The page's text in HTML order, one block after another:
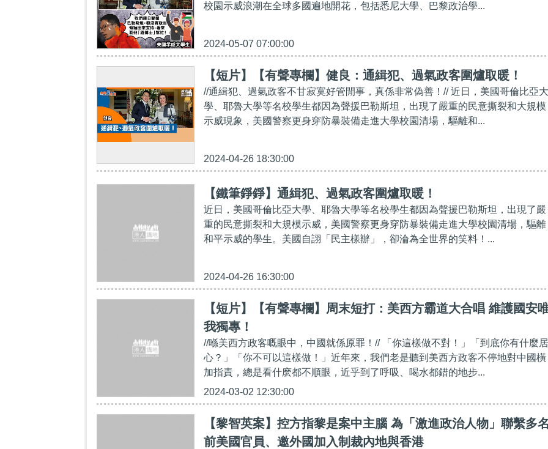
校園示威浪潮在全球多國遍地開花，包括悉尼大學、巴黎政治學...
2024-05-07 07:00:00
【短片】【有聲專欄】健良：通緝犯、過氣政客圍爐取暖！
//通緝犯、過氣政客不甘寂寞好管閒事，真係非常偽善！// 近日，美國哥倫比亞大
學、耶魯大學等名校學生都因為聲援巴勒斯坦，出現了嚴重的民意撕裂和大規模
示威現象，美國警察更身穿防暴裝備走進大學校園清場，驅離和...
2024-04-26 18:30:00
【鐵筆錚錚】通緝犯、過氣政客圍爐取暖！
近日，美國哥倫比亞大學、耶魯大學等名校學生都因為聲援巴勒斯坦，出現了嚴
重的民意撕裂和大規模示威，美國警察更身穿防暴裝備走進大學校園清場，驅離
和平示威的學生。美國自詡「民主樣辦」，卻淪為全世界的笑料！...
2024-04-26 16:30:00
【短片】【有聲專欄】周末短打：美西方霸道大合唱 維護國安
我獨專！
//喺美西方政客嘅眼中，中國就係原罪！// 「你這樣做不對！」「到底你有什麼居
心？」「你不可以這樣做！」近年來，我們老是聽到美西方政客不停地對中國橫
加指責，總是看什麽都不順眼，近乎到了呼吸、喝水都錯的地步...
2024-03-02 12:30:00
【黎智英案】控方指黎是案中主腦 為「激進政治人物」聯繫多
前美國官員、邀外國加入制裁內地與香港